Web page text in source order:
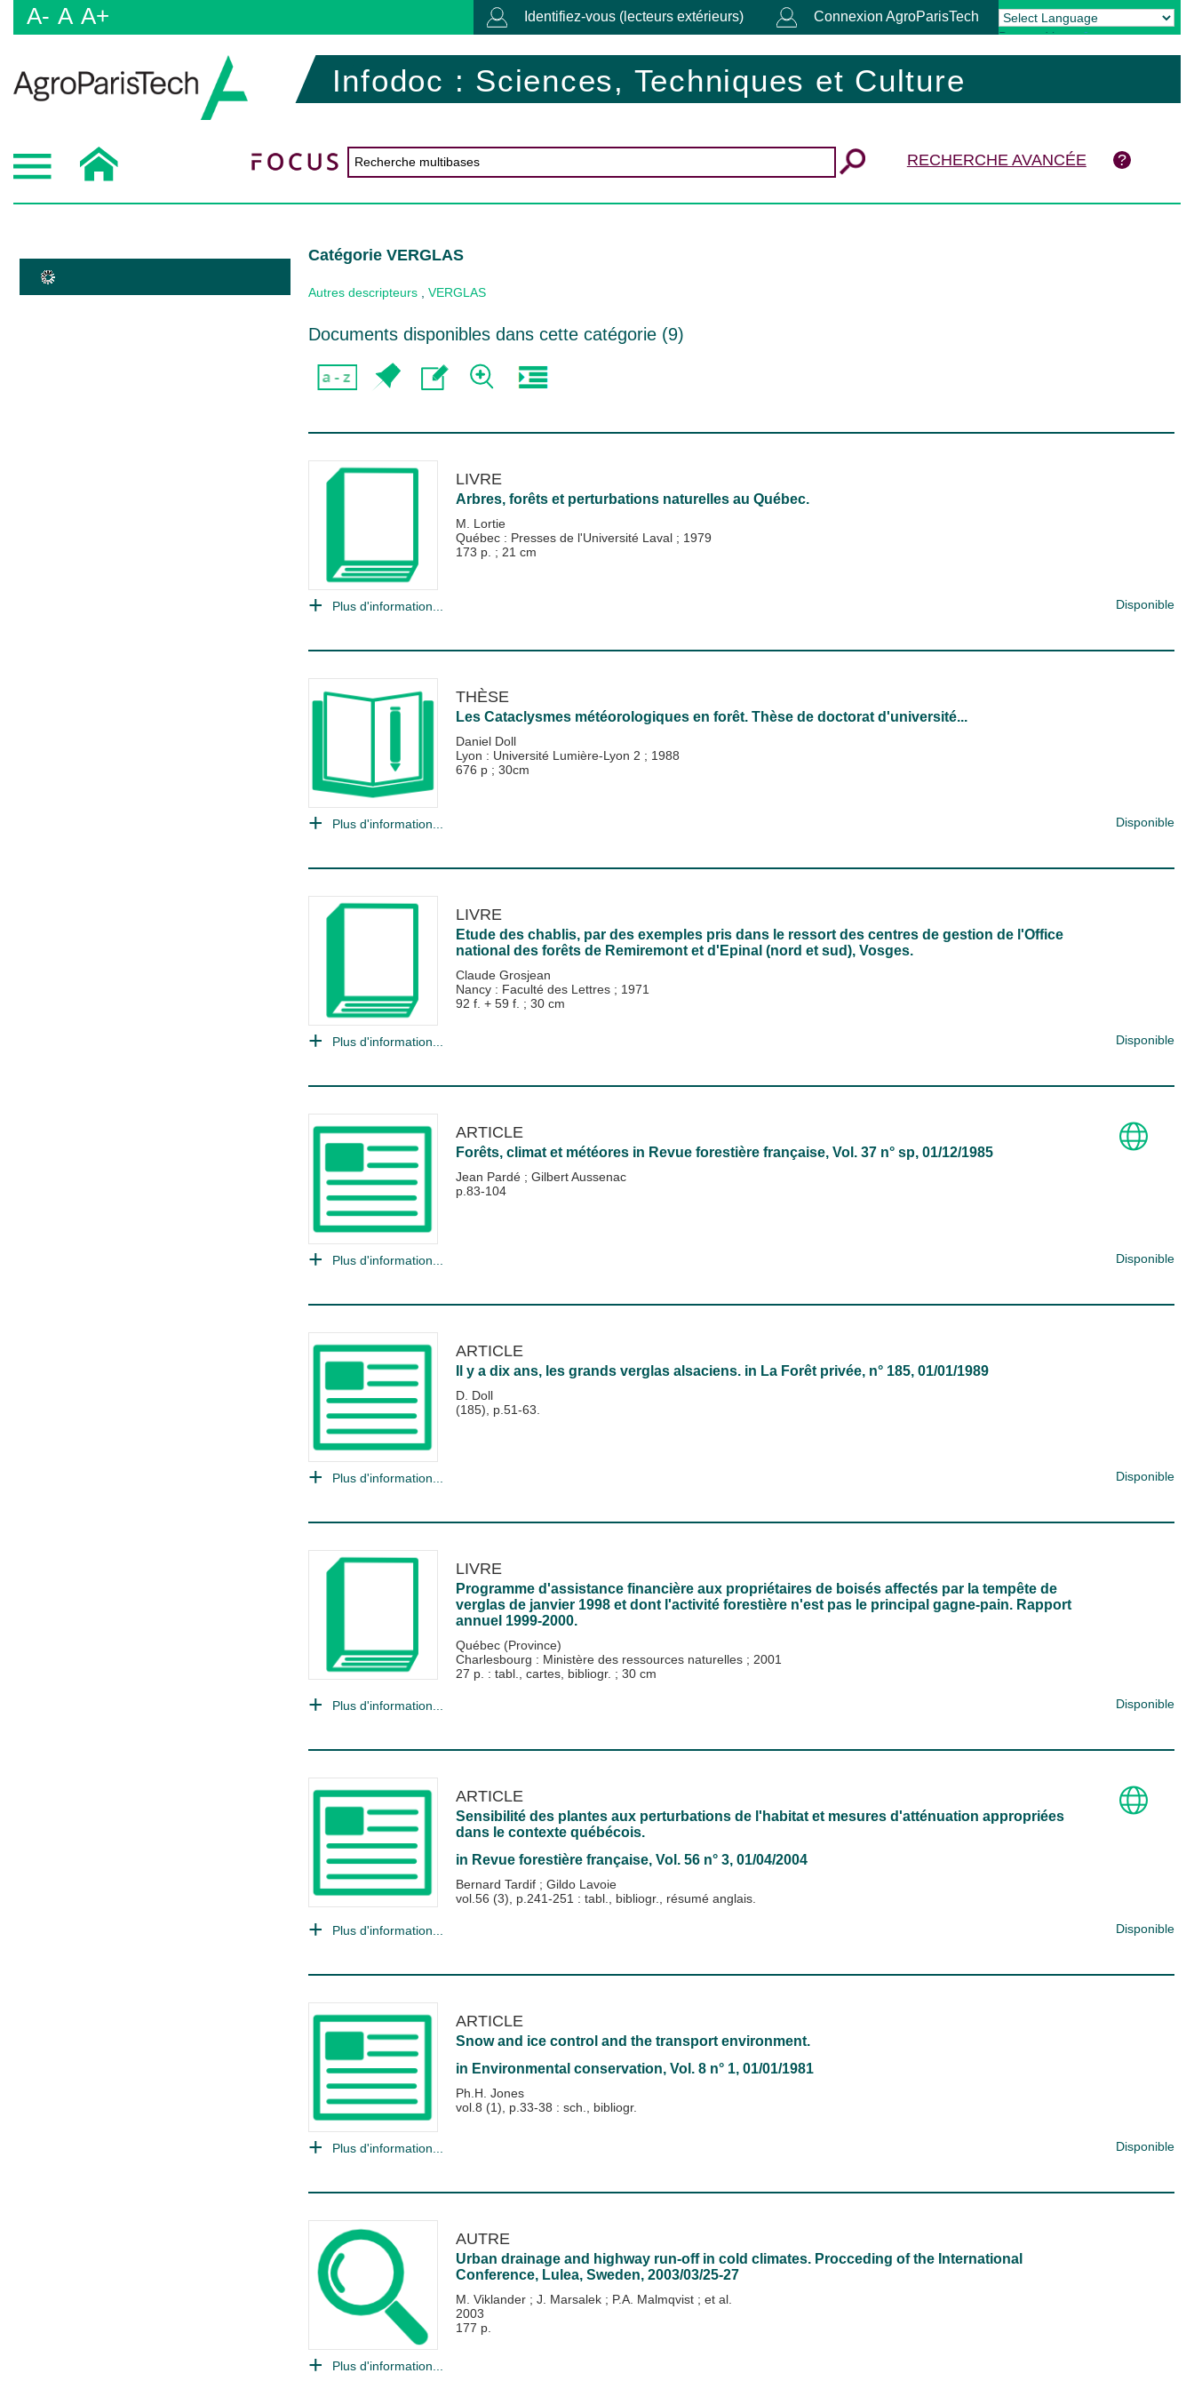
A- A A+ Identifiez-vous (lecteurs extérieurs) Connexion AgroParisTech
Powered by Translate
Infodoc : Sciences, Techniques et Culture
RECHERCHE AVANCÉE
Catégorie VERGLAS
Autres descripteurs VERGLAS
Documents disponibles dans cette catégorie (9)
LIVRE
Arbres, forêts et perturbations naturelles au Québec.
M. Lortie
Québec : Presses de l'Université Laval ; 1979
173 p. ; 21 cm
Plus d'information... Disponible
THÈSE
Les Cataclysmes météorologiques en forêt. Thèse de doctorat d'université...
Daniel Doll
Lyon : Université Lumière-Lyon 2 ; 1988
676 p ; 30cm
Plus d'information... Disponible
LIVRE
Etude des chablis, par des exemples pris dans le ressort des centres de gestion de l'Office
national des forêts de Remiremont et d'Epinal (nord et sud), Vosges.
Claude Grosjean
Nancy : Faculté des Lettres ; 1971
92 f. + 59 f. ; 30 cm
Plus d'information... Disponible
ARTICLE
Forêts, climat et météores in Revue forestière française, Vol. 37 n° sp, 01/12/1985
Jean Pardé ; Gilbert Aussenac
p.83-104
Plus d'information... Disponible
ARTICLE
Il y a dix ans, les grands verglas alsaciens. in La Forêt privée, n° 185, 01/01/1989
D. Doll
(185), p.51-63.
Plus d'information... Disponible
LIVRE
Programme d'assistance financière aux propriétaires de boisés affectés par la tempête de
verglas de janvier 1998 et dont l'activité forestière n'est pas le principal gagne-pain. Rapport
annuel 1999-2000.
Québec (Province)
Charlesbourg : Ministère des ressources naturelles ; 2001
27 p. : tabl., cartes, bibliogr. ; 30 cm
Plus d'information... Disponible
ARTICLE
Sensibilité des plantes aux perturbations de l'habitat et mesures d'atténuation appropriées
dans le contexte québécois.
in Revue forestière française, Vol. 56 n° 3, 01/04/2004
Bernard Tardif ; Gildo Lavoie
vol.56 (3), p.241-251 : tabl., bibliogr., résumé anglais.
Plus d'information... Disponible
ARTICLE
Snow and ice control and the transport environment.
in Environmental conservation, Vol. 8 n° 1, 01/01/1981
Ph.H. Jones
vol.8 (1), p.33-38 : sch., bibliogr.
Plus d'information... Disponible
AUTRE
Urban drainage and highway run-off in cold climates. Procceding of the International
Conference, Lulea, Sweden, 2003/03/25-27
M. Viklander ; J. Marsalek ; P.A. Malmqvist ; et al.
2003
177 p.
Plus d'information...